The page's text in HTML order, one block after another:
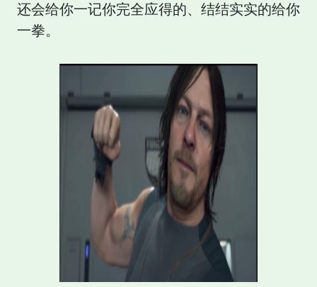
还会给你一记你完全应得的、结结实实的给你
一拳。